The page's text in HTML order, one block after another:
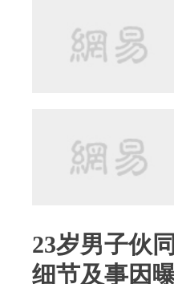
23岁男子伙
细节及事因